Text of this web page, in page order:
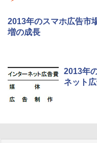
2013年のスマホ広告市
増の成長
2013年
ネット